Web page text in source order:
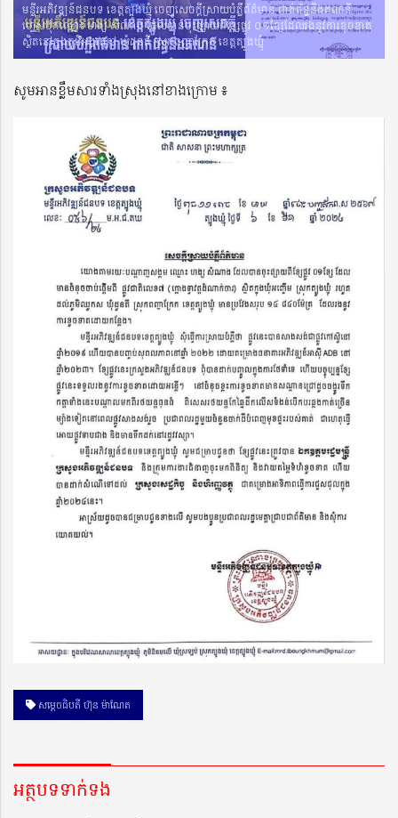
មន្ទីរអភិវឌ្ឍន៍ជនបទ ខេត្តត្បូងឃ្មុំ ចេញសេចក្ដីស្រាយបំភ្លឺព័ត៌មាន ពាក់ព័ន្ធនឹងគណនី
ហ្វេសប៊ុកឈ្មោះ ហង្ស សំណាង ដែលបានចុះផ្សាយពីខ្សែផ្លូវ ០១ខ្សែដែលរងនូវការខូចខាត
ស្ថិតនៅក្នុងភូមិអង្គរក្រៅ ឃុំដូនតី ស្រុកពញាក្រែក ខេត្តត្បូងឃ្មុំ
សូមអានខ្លឹមសារទាំងស្រុងនៅខាងក្រោម ៖
សម្ដេចធិបតី ហ៊ុន ម៉ាណែត
អត្ថបទទាក់ទង